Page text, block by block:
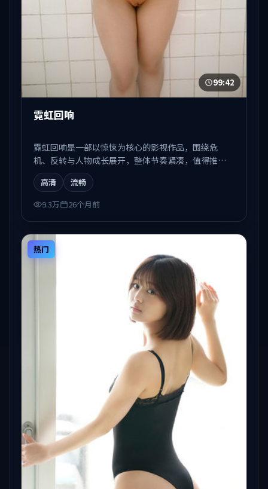
99:42
霓虹回响
霓虹回响是一部以惊悚为核心的影视作品，围绕危
机、反转与人物成长展开，整体节奏紧凑，值得推荐
观看。
高清
流畅
9.3万
26个月前
热门